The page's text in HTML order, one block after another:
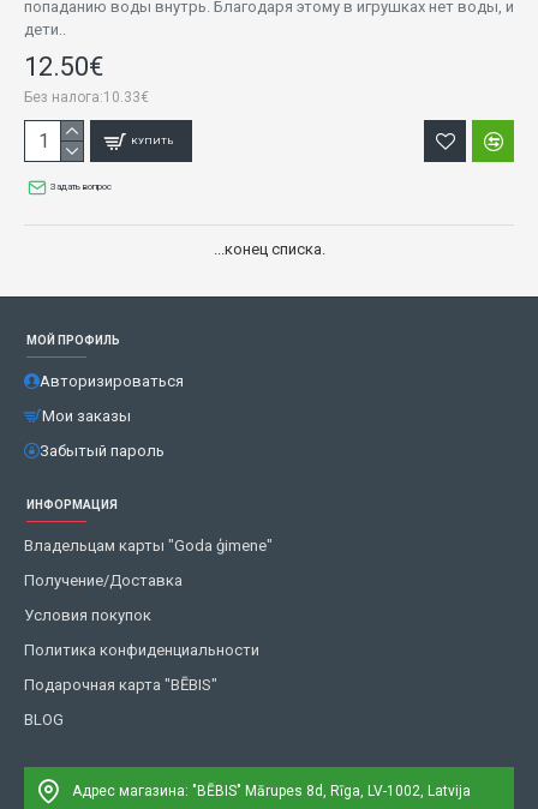
попаданию воды внутрь. Благодаря этому в игрушках нет воды, и
дети..
12.50€
Без налога:10.33€
КУПИТЬ
Задать вопрос
...конец списка.
МОЙ ПРОФИЛЬ
Авторизироваться
Мои заказы
Забытый пароль
ИНФОРМАЦИЯ
Владельцам карты "Goda ģimene"
Получение/Доставка
Условия покупок
Политика конфиденциальности
Подарочная карта "BĒBIS"
BLOG
Адрес магазина: "BĒBIS" Mārupes 8d, Rīga, LV-1002, Latvija